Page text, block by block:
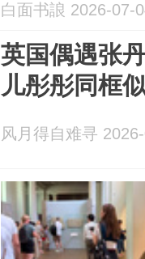
白面书誏 2026-07-
英国偶遇张
儿彤彤同框
风月得自难寻